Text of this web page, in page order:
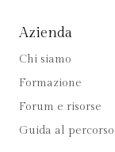
Azienda
Chi siamo
Formazione
Forum e risorse
Guida al